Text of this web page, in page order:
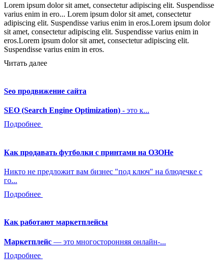
Lorem ipsum dolor sit amet, consectetur adipiscing elit. Suspendisse
varius enim in ero... Lorem ipsum dolor sit amet, consectetur
adipiscing elit. Suspendisse varius enim in eros.Lorem ipsum dolor
sit amet, consectetur adipiscing elit. Suspendisse varius enim in
eros.Lorem ipsum dolor sit amet, consectetur adipiscing elit.
Suspendisse varius enim in eros.
Читать далее
Seo продвижение сайта
SEO (Search Engine Optimization) - это к...
Подробнее
Как продавать футболки с принтами на ОЗОНе
Никто не предложит вам бизнес "под ключ" на блюдечке с
го...
Подробнее
Как работают маркетплейсы
Маркетплейс — это многосторонняя онлайн-...
Подробнее